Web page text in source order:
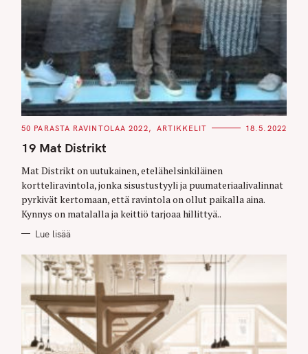
C
T
E
O
R
I
S
50 PARASTA RAVINTOLAA 2022 ARTIKKELIT 18.5.2022
19 Mat Distrikt
Mat Distrikt on uutukainen, etelähelsinkiläinen
kortteliravintola, jonka sisustustyyli ja puumateriaalivalinnat
pyrkivät kertomaan, että ravintola on ollut paikalla aina.
Kynnys on matalalla ja keittiö tarjoaa hillittyä..
Lue lisää